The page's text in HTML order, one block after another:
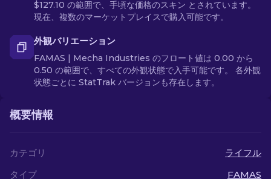
$127.10 の範囲で、手頃な価格のスキン とされています。
現在、複数のマーケットプレイスで購入可能です。
外観バリエーション
FAMAS | Mecha Industries のフロート値は 0.00 から
0.50 の範囲で、すべての外観状態で入手可能です。 各外観
状態ごとに StatTrak バージョンも存在します。
概要情報
カテゴリ
ライフル
タイプ
FAMAS